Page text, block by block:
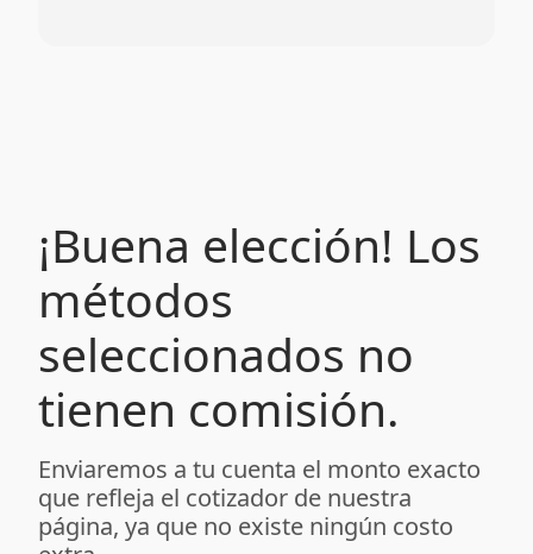
¡Buena elección! Los
métodos
seleccionados no
tienen comisión.
Enviaremos a tu cuenta el monto exacto
que refleja el cotizador de nuestra
página, ya que no existe ningún costo